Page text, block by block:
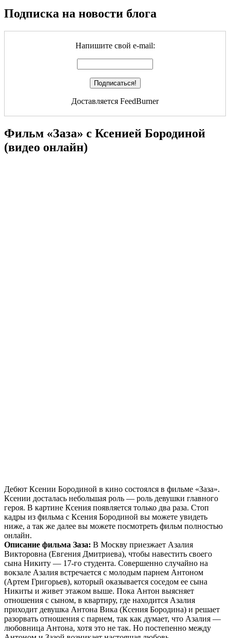
Подписка на новости блога
Напишите свой e-mail:
Доставляется FeedBurner
Фильм «Заза» с Ксенией Бородиной
(видео онлайн)
Дебют Ксении Бородиной в кино состоялся в фильме «Заза».
Ксении досталась небольшая роль — роль девушки главного
героя. В картине Ксения появляется только два раза. Стоп
кадры из фильма с Ксения Бородиной вы можете увидеть
ниже, а так же далее вы можете посмотреть фильм полностью
онлайн.
Описание фильма Заза: В Москву приезжает Азалия
Викторовна (Евгения Дмитриева), чтобы навестить своего
сына Никиту — 17-го студента. Совершенно случайно на
вокзале Азалия встречается с молодым парнем Антоном
(Артем Григорьев), который оказывается соседом ее сына
Никиты и живет этажом выше. Пока Антон выясняет
отношения с сыном, в квартиру, где находится Азалия
приходит девушка Антона Вика (Ксения Бородина) и решает
разорвать отношения с парнем, так как думает, что Азалия —
любовница Антона, хотя это не так. Но постепенно между